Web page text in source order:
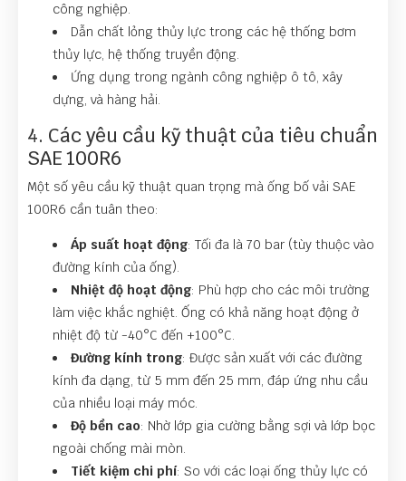
công nghiệp.
Dẫn chất lỏng thủy lực trong các hệ thống bơm
thủy lực, hệ thống truyền động.
Ứng dụng trong ngành công nghiệp ô tô, xây
dựng, và hàng hải.
4. Các yêu cầu kỹ thuật của tiêu chuẩn
SAE 100R6
Một số yêu cầu kỹ thuật quan trọng mà ống bố vải SAE
100R6 cần tuân theo:
Áp suất hoạt động: Tối đa là 70 bar (tùy thuộc vào
đường kính của ống).
Nhiệt độ hoạt động: Phù hợp cho các môi trường
làm việc khắc nghiệt. Ống có khả năng hoạt động ở
nhiệt độ từ -40°C đến +100°C.
Đường kính trong: Được sản xuất với các đường
kính đa dạng, từ 5 mm đến 25 mm, đáp ứng nhu cầu
của nhiều loại máy móc.
Độ bền cao: Nhờ lớp gia cường bằng sợi và lớp bọc
ngoài chống mài mòn.
Tiết kiệm chi phí: So với các loại ống thủy lực có